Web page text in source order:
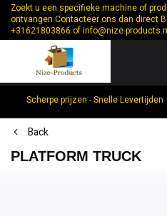
Zoekt u een specifieke machine of
ontvangen Contacteer ons dan direct
+31621803866 ofinfo@nize-
Scherpe prijzen - Snelle Levertijden
Back
PLATFORM TRUCK